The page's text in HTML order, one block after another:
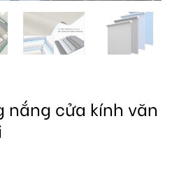
nắng cửa kính văn